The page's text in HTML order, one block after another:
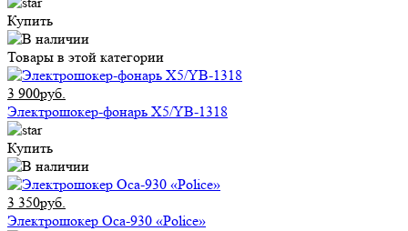
Купить
Товары в этой категории
3 900руб.
Электрошокер-фонарь X5/YB-1318
Купить
3 350руб.
Электрошокер Оса-930 «Police»